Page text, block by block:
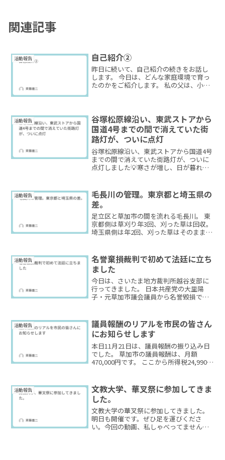
関連記事
活動報告 自己紹介②
昨日に続いて、自己紹介の続きをお話し
します。 今日は、どんな家庭環境で育っ
たのかをご紹介します。 私の父は、小さ
造を請け負う下請...
活動報告
谷塚松原線沿い、東武ストアから
国道4号までの間で消えていた街
路灯が、ついに点灯
谷塚松原線沿い、東武ストアから国道4号
までの間で消えていた街路灯が、ついに
点灯しました💡寒さが増し、日が暮れる
たです。
活動報告
毛長川の管理。東京都と埼玉県の
差。
足立区と草加市の間を流れる毛長川。 東
京都側は草刈り年3回、刈った草は回収。
埼玉県側は年2回、刈った草はそのまま放
ことで起きている現実です。 ご意見あれ
ばぜひコメン...
活動報告
名誉棄損裁判で初めて法廷に立ち
ました
今日は、さいたま地方裁判所越谷支部に
行ってきました。 日本共産党の大里陽
子・元草加市議会議員から名誉毀損で訴
禁止のため映像はお見せできませんが、
法廷は会議室を大きくし...
活動報告
議員報酬のリアルを市民の皆さん
にお知らせします
本日11月21日は、議員報酬の振り込み日
でした。 草加市の議員報酬は、月額
470,000円です。 ここから所得税24,990
さらにここから、 ・国民年...
活動報告
文教大学、華叉祭に参加してきま
した。
文教大学の華叉祭に参加してきました。
明日も開催です。ぜひ足を運びくださ
い。今回の動画、私しゃべってません。